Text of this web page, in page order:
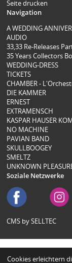
Seite drucken
Navigation
A WEDDING
AUDIO
33,33 Re-Releases
35 Years Collectors
WEDDING-DRESS
TICKETS
CHAMBER -
DIE KAMMER
ERNEST
EXTRAMENSCH
KASPAR HAUSER
NO MACHINE
PAVIAN BAND
SKULLBOOGEY
SMELTZ
UNKNOWN
Soziale Netzwerke
CMS by SELLTEC
Cookies erleichtern